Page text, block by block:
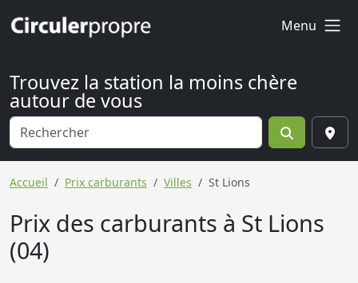
Menu
Trouvez la station la moins chère
autour de vous
Accueil Prix carburants Villes St Lions
Prix des carburants à St Lions
(04)